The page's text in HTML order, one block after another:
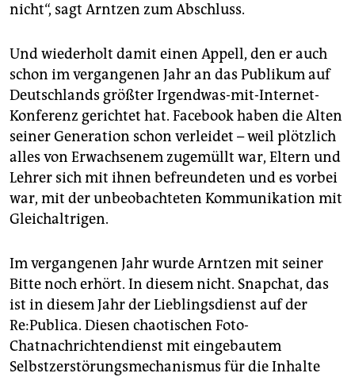
nicht“, sagt Arntzen zum Abschluss.
Und wiederholt damit einen Appell, den er auch
schon im vergangenen Jahr an das Publikum auf
Deutschlands größter Irgendwas-mit-Internet-
Konferenz gerichtet hat. Facebook haben die Alten
seiner Generation schon verleidet – weil plötzlich
alles von Erwachsenem zugemüllt war, Eltern und
Lehrer sich mit ihnen befreundeten und es vorbei
war, mit der unbeobachteten Kommunikation mit
Gleichaltrigen.
Im vergangenen Jahr wurde Arntzen mit seiner
Bitte noch erhört. In diesem nicht. Snapchat, das
ist in diesem Jahr der Lieblingsdienst auf der
Re:Publica. Diesen chaotischen Foto-
Chatnachrichtendienst mit eingebautem
Selbstzerstörungsmechanismus für die Inhalte